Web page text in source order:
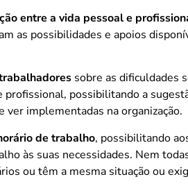
entre a vida pessoal e
as possibilidades e apoios
sobre as dificuldades
profissional, possibilitando a
ver implementadas na organização.
de trabalho, possibilitando
às suas necessidades. Nem
ou têm a mesma situação ou